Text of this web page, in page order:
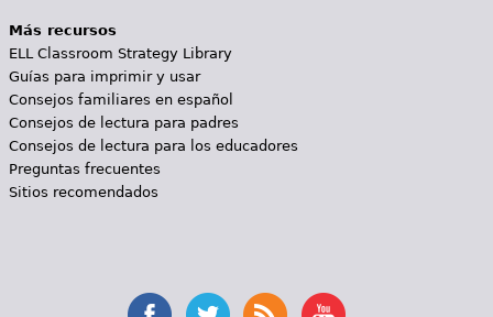
Más recursos
ELL Classroom Strategy Library
Guías para imprimir y usar
Consejos familiares en español
Consejos de lectura para padres
Consejos de lectura para los educadores
Preguntas frecuentes
Sitios recomendados